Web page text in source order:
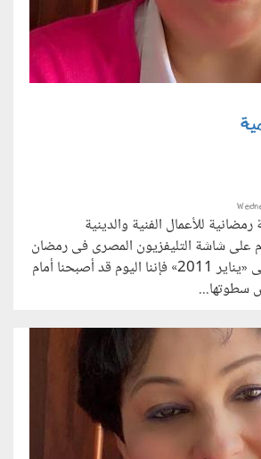
للأعمال الفنية والدينية
على شاشة التليفزيون المصرى فى رمضان
منذ «الثمانينيات» حتى «يناير 2011» فإننا اليوم قد أصبحنا أمام
سطوتها...